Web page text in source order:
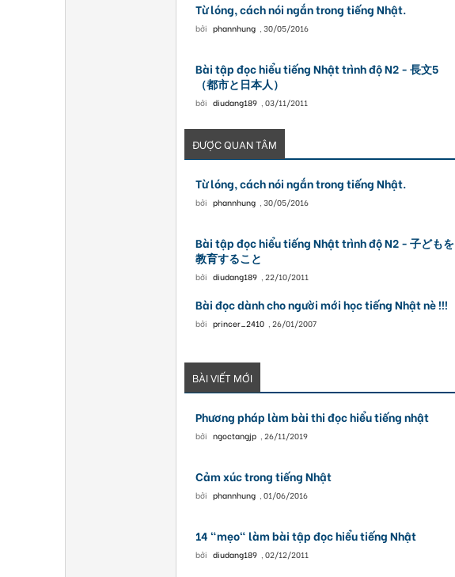
Từ lóng, cách nói ngắn trong tiếng Nhật.
bởi phannhung , 30/05/2016
Bài tập đọc hiểu tiếng Nhật trình độ N2 - 長文5
（都市と日本人）
bởi diudang189 , 03/11/2011
ĐƯỢC QUAN TÂM
Từ lóng, cách nói ngắn trong tiếng Nhật.
bởi phannhung , 30/05/2016
Bài tập đọc hiểu tiếng Nhật trình độ N2 - 子どもを
教育すること
bởi diudang189 , 22/10/2011
Bài đọc dành cho người mới học tiếng Nhật nè !!!
bởi princer_2410 , 26/01/2007
BÀI VIẾT MỚI
Phương pháp làm bài thi đọc hiểu tiếng nhật
bởi ngoctangjp , 26/11/2019
Cảm xúc trong tiếng Nhật
bởi phannhung , 01/06/2016
14 "mẹo" làm bài tập đọc hiểu tiếng Nhật
bởi diudang189 , 02/12/2011